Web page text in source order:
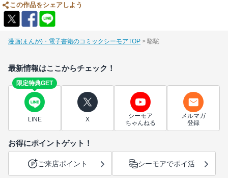
この作品をシェアしよう
漫画(まんが)・電子書籍のコミックシーモアTOP 駱駝
最新情報はここからチェック！
限定特典GET
LINE X
シーモア
ちゃんねる
メルマガ
登録
お得にポイントゲット！
ご来店ポイント シーモアでポイ活